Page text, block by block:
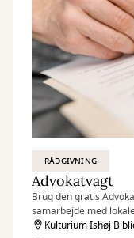
RÅDGIVNING
Advokatvagt
Brug den gratis
samarbejde med
Kulturium Ishøj